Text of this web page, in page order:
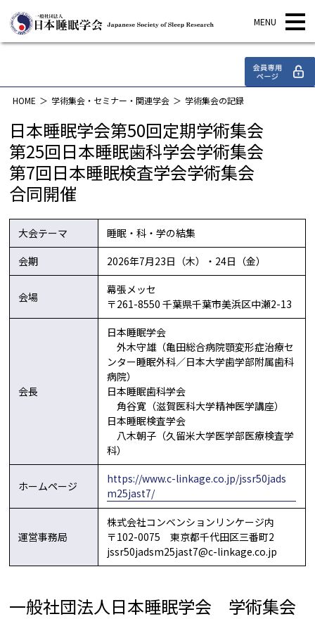
学会集会・セミナー・関連学会
HOME 学術集会・セミナー・関連学会 学術集会の記録
日本睡眠学会第50回定期学術集会
第25回日本睡眠歯科学会学術集会
第7回日本睡眠検査学会学術集会
合同開催
大会テーマ
睡眠・科・学の結集
会期
2026年7月23日（木）・24日（金）
会場
幕張メッセ
〒261-8550 千葉県千葉市美浜区中瀬2-13
会長
日本睡眠学会
外木守雄（亀田総合病院顎変形症治療セ
ンター睡眠外科／日本大学歯学部附属歯科
病院）
日本睡眠歯科学会
角谷寛（滋賀医科大学精神医学講座）
日本睡眠検査学会
八木朝子（久留米大学医学部医療検査学
科）
ホームページ
https://www.c-linkage.co.jp/jssr50jads
m25jast7/
運営事務局
株式会社コンベンションリンケージ内
〒102-0075 東京都千代田区三番町2
jssr50jadsm25jast7@c-linkage.co.jp
一般社団法人日本睡眠学会 学術集会